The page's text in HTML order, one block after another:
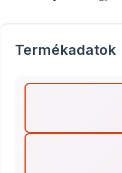
Termékadatok